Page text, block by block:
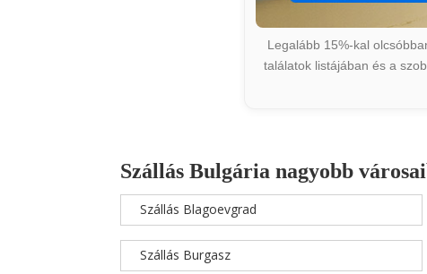
Legalább 15%-kal
találatok listájában és a
Szállás Bulgária nagyobb
Szállás Blagoevgrad
Szállás Burgasz